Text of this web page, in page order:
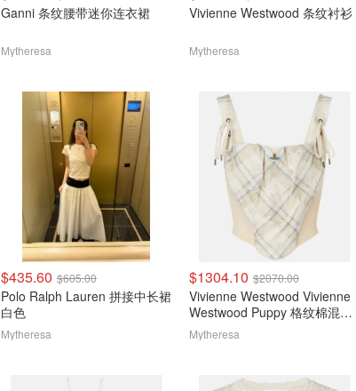
Ganni 条纹腰带迷你连衣裙
Mytheresa
Vivienne Westwood 条纹衬衫
Mytheresa
$435.60 $605.00
Polo Ralph Lauren 拼接中长裙
白色
Mytheresa
$1304.10 $2070.00
Vivienne Westwood Vivienne
Westwood Puppy 格纹棉混纺
上衣
Mytheresa